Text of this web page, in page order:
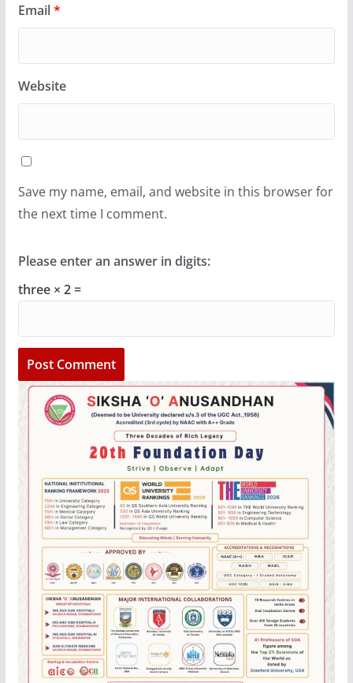
Email*
Website
Save my name, email, and website in this browser for
the next time I comment.
Please enter an answer in digits:
three × 2 =